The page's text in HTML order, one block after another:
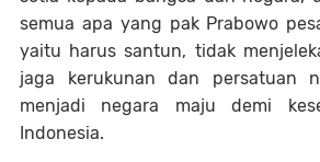
semua apa yang pak Prabowo
yaitu harus santun, tidak
jaga kerukunan dan persatuan
menjadi negara maju demi
Indonesia.